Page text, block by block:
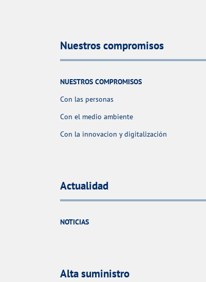
Nuestros compromisos
NUESTROS COMPROMISOS
Con las personas
Con el medio ambiente
Con la innovacion y digitalización
Actualidad
NOTICIAS
Alta suministro